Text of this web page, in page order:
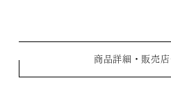
商品詳細・販売